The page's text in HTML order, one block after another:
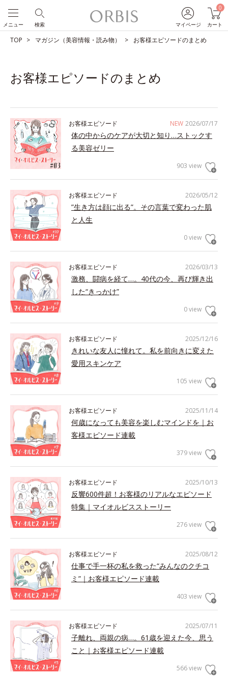
マイページ
0
カート
検索
メニュー
TOP マガジン（美容情報・読み物） お客様エピソードのまとめ
お客様エピソードのまとめ
NEW 2026/07/17
お客様エピソード
体の中からのケアが大切と知り…ストックす
る美容ゼリー
903 view
2026/05/12
お客様エピソード
”生き方は顔に出る”。その言葉で変わった肌
と人生
0 view
2026/03/13
お客様エピソード
激務、闘病を経て…。40代の今、再び輝き出
した“きっかけ”
0 view
2025/12/16
お客様エピソード
きれいな友人に憧れて。私を前向きに変えた
愛用スキンケア
105 view
2025/11/14
お客様エピソード
何歳になっても美容を楽しむマインドを｜お
客様エピソード連載
379 view
2025/10/13
お客様エピソード
反響600件超！お客様のリアルなエピソード
特集｜マイオルビスストーリー
276 view
2025/08/12
お客様エピソード
仕事で手一杯の私を救った“みんなのクチコ
ミ”｜お客様エピソード連載
403 view
2025/07/11
お客様エピソード
子離れ、両親の病…。61歳を迎えた今、思う
こと｜お客様エピソード連載
566 view